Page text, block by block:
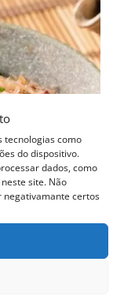
tecnologias como
do dispositivo.
dados, como
site. Não
certos